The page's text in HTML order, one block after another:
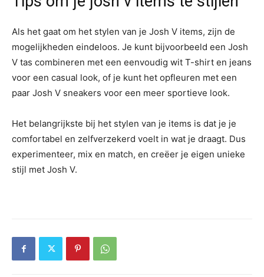
Als het gaat om het stylen van je Josh V items, zijn de
mogelijkheden eindeloos. Je kunt bijvoorbeeld een Josh
V tas combineren met een eenvoudig wit T-shirt en jeans
voor een casual look, of je kunt het opfleuren met een
paar Josh V sneakers voor een meer sportieve look.
Het belangrijkste bij het stylen van je items is dat je je
comfortabel en zelfverzekerd voelt in wat je draagt. Dus
experimenteer, mix en match, en creëer je eigen unieke
stijl met Josh V.